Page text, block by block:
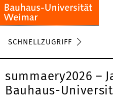
SCHNELLZUGRIFF
summaery2026 –
Bauhaus-